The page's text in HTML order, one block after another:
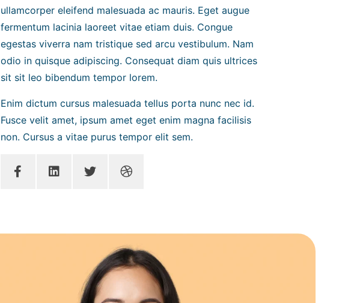
ullamcorper eleifend malesuada ac mauris. Eget augue
fermentum lacinia laoreet vitae etiam duis. Congue
egestas viverra nam tristique sed arcu vestibulum. Nam
odio in quisque adipiscing. Consequat diam quis ultrices
sit sit leo bibendum tempor lorem.
Enim dictum cursus malesuada tellus porta nunc nec id.
Fusce velit amet, ipsum amet eget enim magna facilisis
non. Cursus a vitae purus tempor elit sem.